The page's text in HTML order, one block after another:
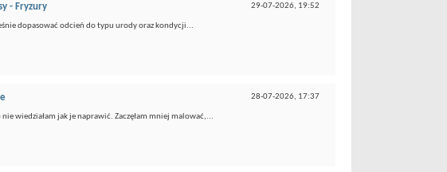
29-07-2026, 19:52
- Fryzury
dopasować odcień do typu urody oraz kondycji...
28-07-2026, 17:37
wiedziałam jak je naprawić. Zaczęłam mniej malować,...